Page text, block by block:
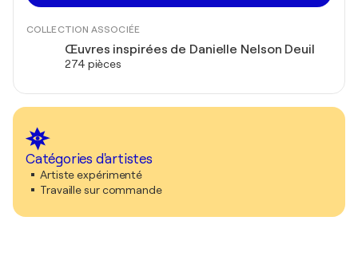
COLLECTION ASSOCIÉE
Œuvres inspirées de Danielle Nelson Deuil
274 pièces
Catégories d'artistes
Artiste expérimenté
Travaille sur commande